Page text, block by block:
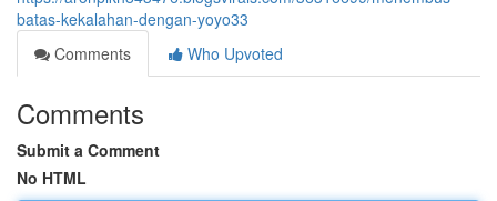
batas-kekalahan-dengan-yoyo33
Comments
Who Upvoted
Comments
Submit a Comment
No HTML